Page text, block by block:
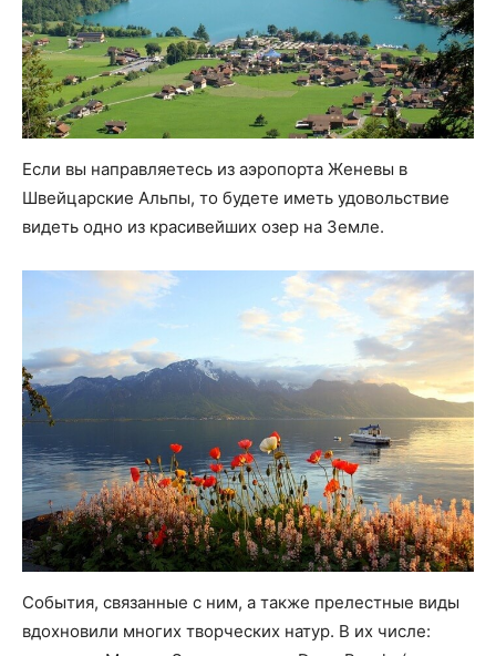
Если вы направляетесь из аэропорта Женевы в
Швейцарские Альпы, то будете иметь удовольствие
видеть одно из красивейших озер на Земле.
События, связанные с ним, а также прелестные виды
вдохновили многих творческих натур. В их числе: